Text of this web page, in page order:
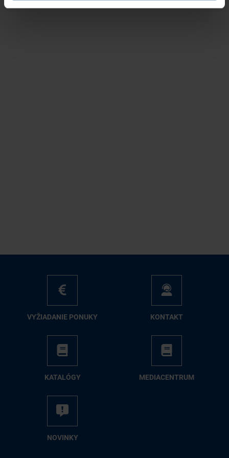
VY­ŽIA­DA­NIE PO­NU­KY KON­TAKT
KA­TA­LÓ­GY ME­DIA­CEN­TRUM
NO­VIN­KY